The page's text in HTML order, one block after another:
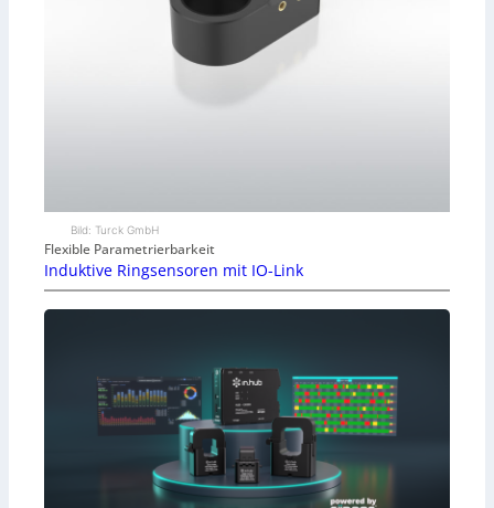
Bild: Turck GmbH
Flexible Parametrierbarkeit
Induktive Ringsensoren mit IO-Link